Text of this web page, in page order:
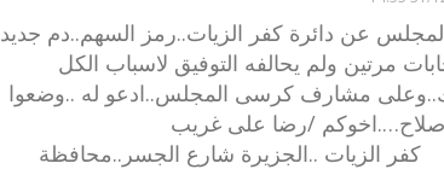
عن دائرة كفر الزيات..رمز السهم..دم جديد
مرتين ولم يحالفه التوفيق لاسباب الكل
مشارف كرسى المجلس..ادعو له ..وضعوا
/رضا على غريب
شارع الجسر..محافظة